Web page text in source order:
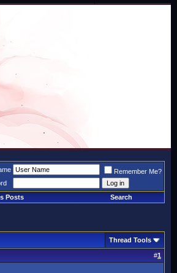
Remember Me?
Posts Search
Thread Tools
#1